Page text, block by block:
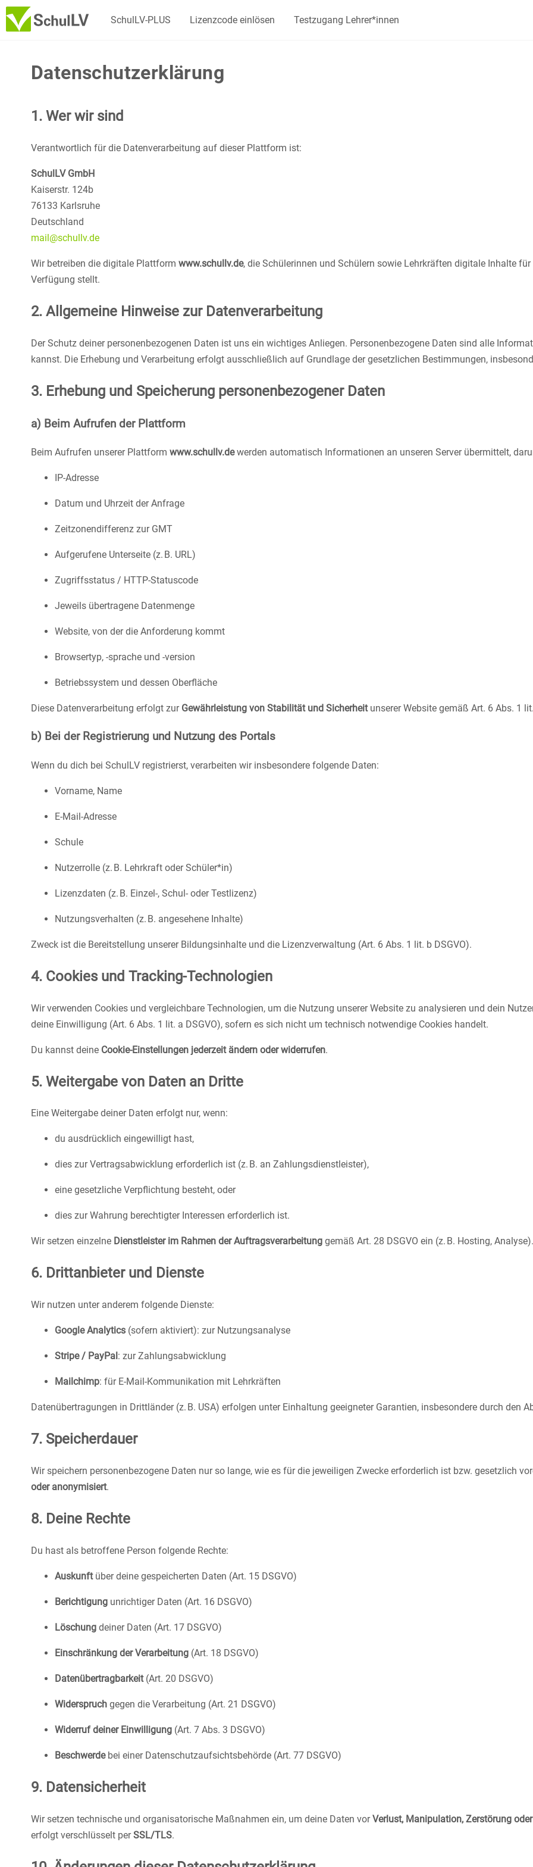
SchulLV-PLUS Lizenzcode einlösen Testzugang Lehrer*innen
Datenschutzerklärung
1. Wer wir sind
Verantwortlich für die Datenverarbeitung auf dieser Plattform ist:
SchulLV GmbH
Kaiserstr. 124b
76133 Karlsruhe
Deutschland
mail@schullv.de
Wir betreiben die digitale Plattform www.schullv.de, die Schülerinnen und Schülern sowie Lehrkräften digitale Inhalte
Verfügung stellt.
2. Allgemeine Hinweise zur Datenverarbeitung
Der Schutz deiner personenbezogenen Daten ist uns ein wichtiges Anliegen. Personenbezogene Daten sind alle
kannst. Die Erhebung und Verarbeitung erfolgt ausschließlich auf Grundlage der gesetzlichen Bestimmungen,
3. Erhebung und Speicherung personenbezogener Daten
a) Beim Aufrufen der Plattform
Beim Aufrufen unserer Plattform www.schullv.de werden automatisch Informationen an unseren Server übermittelt,
IP-Adresse
Datum und Uhrzeit der Anfrage
Zeitzonendifferenz zur GMT
Aufgerufene Unterseite (z. B. URL)
Zugriffsstatus / HTTP-Statuscode
Jeweils übertragene Datenmenge
Website, von der die Anforderung kommt
Browsertyp, -sprache und -version
Betriebssystem und dessen Oberfläche
Diese Datenverarbeitung erfolgt zur Gewährleistung von Stabilität und Sicherheit unserer Website gemäß Art. 6 Abs. 1
b) Bei der Registrierung und Nutzung des Portals
Wenn du dich bei SchulLV registrierst, verarbeiten wir insbesondere folgende Daten:
Vorname, Name
E-Mail-Adresse
Schule
Nutzerrolle (z. B. Lehrkraft oder Schüler*in)
Lizenzdaten (z. B. Einzel-, Schul- oder Testlizenz)
Nutzungsverhalten (z. B. angesehene Inhalte)
Zweck ist die Bereitstellung unserer Bildungsinhalte und die Lizenzverwaltung (Art. 6 Abs. 1 lit. b DSGVO).
4. Cookies und Tracking-Technologien
Wir verwenden Cookies und vergleichbare Technologien, um die Nutzung unserer Website zu analysieren und dein
deine Einwilligung (Art. 6 Abs. 1 lit. a DSGVO), sofern es sich nicht um technisch notwendige Cookies handelt.
Du kannst deine Cookie-Einstellungen jederzeit ändern oder widerrufen.
5. Weitergabe von Daten an Dritte
Eine Weitergabe deiner Daten erfolgt nur, wenn:
du ausdrücklich eingewilligt hast,
dies zur Vertragsabwicklung erforderlich ist (z. B. an Zahlungsdienstleister),
eine gesetzliche Verpflichtung besteht, oder
dies zur Wahrung berechtigter Interessen erforderlich ist.
Wir setzen einzelne Dienstleister im Rahmen der Auftragsverarbeitung gemäß Art. 28 DSGVO ein (z. B. Hosting, Analyse).
6. Drittanbieter und Dienste
Wir nutzen unter anderem folgende Dienste:
Google Analytics (sofern aktiviert): zur Nutzungsanalyse
Stripe / PayPal : zur Zahlungsabwicklung
Mailchimp: für E-Mail-Kommunikation mit Lehrkräften
Datenübertragungen in Drittländer (z. B. USA) erfolgen unter Einhaltung geeigneter Garantien, insbesondere durch den
7. Speicherdauer
Wir speichern personenbezogene Daten nur so lange, wie es für die jeweiligen Zwecke erforderlich ist bzw. gesetzlich
oder anonymisiert.
8. Deine Rechte
Du hast als betroffene Person folgende Rechte:
Auskunftüber deine gespeicherten Daten (Art. 15 DSGVO)
Berichtigung unrichtiger Daten (Art. 16 DSGVO)
Löschung deiner Daten (Art. 17 DSGVO)
Einschränkung der Verarbeitung (Art. 18 DSGVO)
Datenübertragbarkeit(Art. 20 DSGVO)
Widerspruch gegen die Verarbeitung (Art. 21 DSGVO)
Widerruf deiner Einwilligung (Art. 7 Abs. 3 DSGVO)
Beschwerdebei einer Datenschutzaufsichtsbehörde (Art. 77 DSGVO)
9. Datensicherheit
Wir setzen technische und organisatorische Maßnahmen ein, um deine Daten vor Verlust, Manipulation, Zerstörung
erfolgt verschlüsselt per SSL/TLS.